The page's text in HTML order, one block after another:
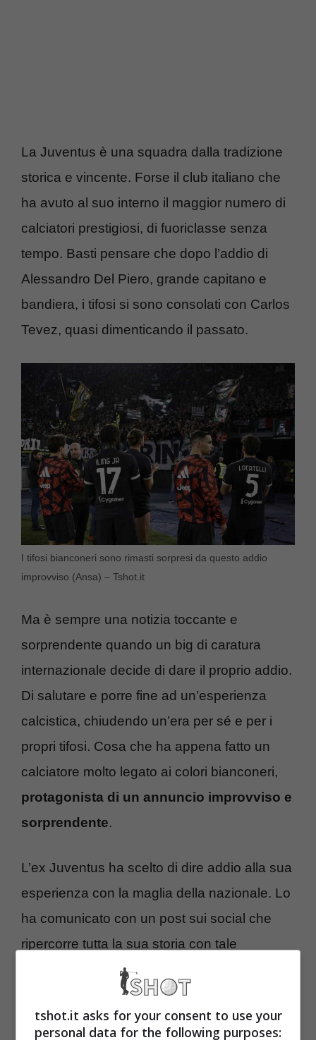
La Juventus è una squadra dalla tradizione
storica e vincente. Forse il club italiano che
ha avuto al suo interno il maggior numero di
calciatori prestigiosi, di fuoriclasse senza
tempo. Basti pensare che dopo l’addio di
Alessandro Del Piero, grande capitano e
bandiera, i tifosi si sono consolati con Carlos
Tevez, quasi dimenticando il passato.
I tifosi bianconeri sono rimasti sorpresi da questo addio
improvviso (Ansa) – Tshot.it
Ma è sempre una notizia toccante e
sorprendente quando un big di caratura
internazionale decide di dare il proprio addio.
Di salutare e porre fine ad un’esperienza
calcistica, chiudendo un’era per sé e per i
propri tifosi. Cosa che ha appena fatto un
calciatore molto legato ai colori bianconeri,
protagonista di un annuncio improvviso e
sorprendente.
L’ex Juventus ha scelto di dire addio alla sua
esperienza con la maglia della nazionale. Lo
ha comunicato con un post sui social che
ripercorre tutta la sua storia con tale
selezione, utilizzando parole decisamente
sentite e commoventi.
tshot.it asks for your consent to use your
personal data for the following purposes: